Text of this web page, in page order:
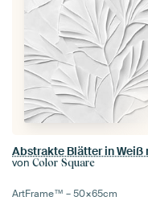
von Color Square
ArtFrame™ –50×65cm